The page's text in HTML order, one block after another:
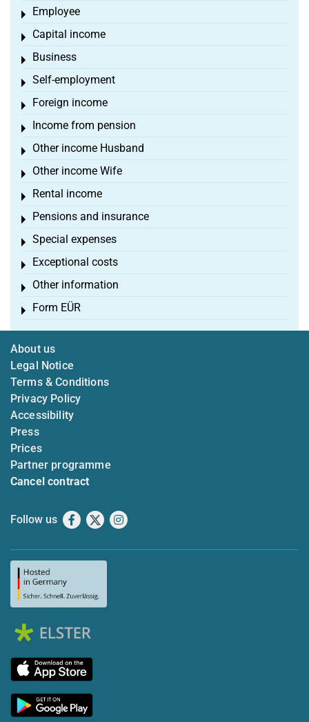
Employee
Toggle menu
Capital income
Toggle menu
Business
Toggle menu
Self-employment
Toggle menu
Foreign income
Toggle menu
Income from pension
Toggle menu
Other income Husband
Toggle menu
Other income Wife
Toggle menu
Rental income
Toggle menu
Pensions and insurance
Toggle menu
Special expenses
Toggle menu
Exceptional costs
Toggle menu
Other information
Toggle menu
Form EÜR
Toggle menu
About us
Legal Notice
Terms & Conditions
Privacy Policy
Accessibility
Press
Prices
Partner programme
Cancel contract
Follow us Facebook
X Instagram